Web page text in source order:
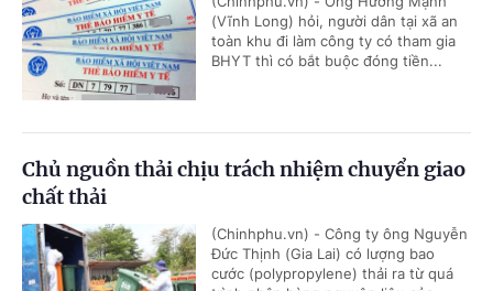
(Vĩnh Long) hỏi, người dân tại xã an
toàn khu đi làm công ty có tham gia
BHYT thì có bắt buộc đóng tiền...
Chủ nguồn thải chịu trách nhiệm chuyển giao
chất thải
(Chinhphu.vn) - Công ty ông Nguyễn
Đức Thịnh (Gia Lai) có lượng bao
cước (polypropylene) thải ra từ quá